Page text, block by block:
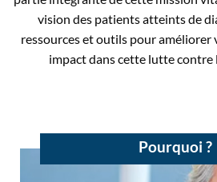
vision des patients atteints de
ressources et outils pour
impact dans cette lutte contre
Pourquoi ?